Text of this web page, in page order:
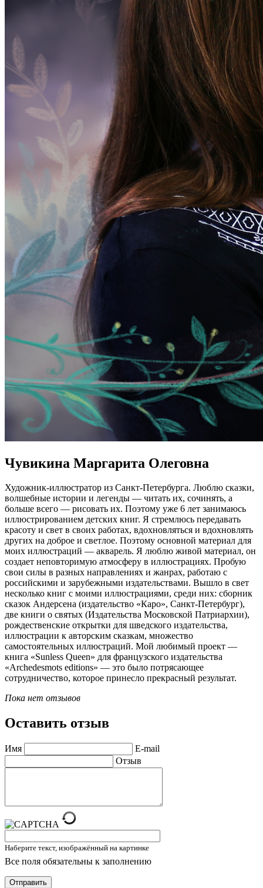
Чувикина Маргарита Олеговна
Художник-иллюстратор из Санкт-Петербурга. Люблю сказки,
волшебные истории и легенды — читать их, сочинять, а
больше всего — рисовать их. Поэтому уже 6 лет занимаюсь
иллюстрированием детских книг. Я стремлюсь передавать
красоту и свет в своих работах, вдохновляться и вдохновлять
других на доброе и светлое. Поэтому основной материал для
моих иллюстраций — акварель. Я люблю живой материал, он
создает неповторимую атмосферу в иллюстрациях. Пробую
свои силы в разных направлениях и жанрах, работаю с
российскими и зарубежными издательствами. Вышло в свет
несколько книг с моими иллюстрациями, среди них: сборник
сказок Андерсена (издательство «Каро», Санкт-Петербург),
две книги о святых (Издательства Московской Патриархии),
рождественские открытки для шведского издательства,
иллюстрации к авторским сказкам, множество
самостоятельных иллюстраций. Мой любимый проект —
книга «Sunless Queen» для французского издательства
«Archedesmots editions» — это было потрясающее
сотрудничество, которое принесло прекрасный результат.
Пока нет отзывов
Оставить отзыв
Имя
E-mail
Отзыв
Наберите текст, изображённый на картинке
Все поля обязательны к заполнению
Отправить